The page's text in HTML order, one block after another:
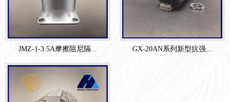
JMZ-1-3.5A摩擦阻尼隔... GX-20AN系列新型抗强...